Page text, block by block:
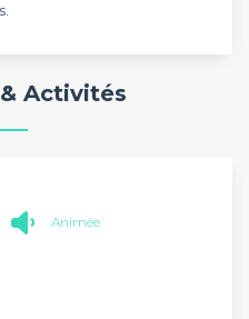
Activités
Animée